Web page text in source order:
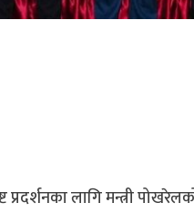
लागि मन्त्री